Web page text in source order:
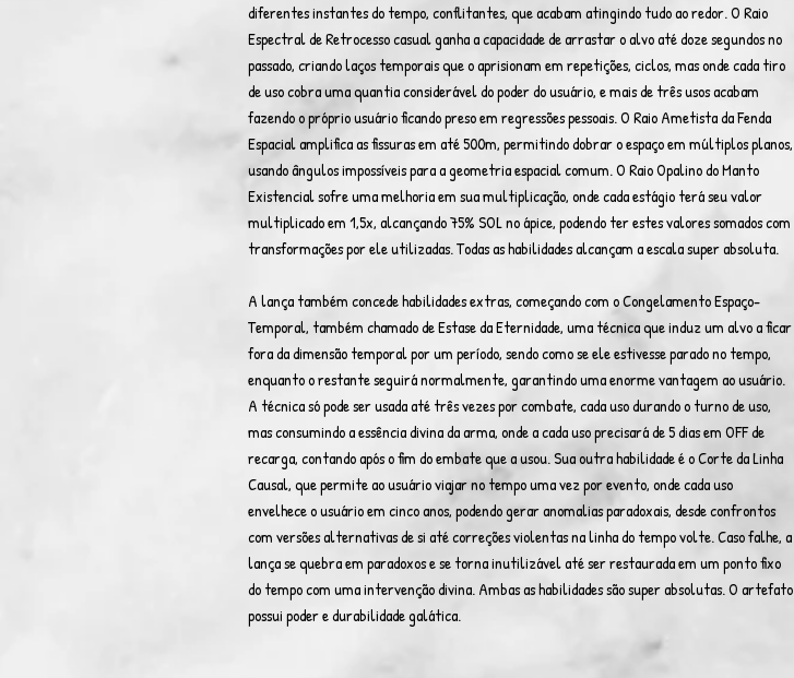
diferentes instantes do tempo, conflitantes, que acabam atingindo tudo ao redor. O Raio
Espectral de Retrocesso casual ganha a capacidade de arrastar o alvo até doze segundos no
passado, criando laços temporais que o aprisionam em repetições, ciclos, mas onde cada tiro
de uso cobra uma quantia considerável do poder do usuário, e mais de três usos acabam
fazendo o próprio usuário ficando preso em regressões pessoais. O Raio Ametista da Fenda
Espacial amplifica as fissuras em até 500m, permitindo dobrar o espaço em múltiplos planos,
usando ângulos impossíveis para a geometria espacial comum. O Raio Opalino do Manto
Existencial sofre uma melhoria em sua multiplicação, onde cada estágio terá seu valor
multiplicado em 1,5x, alcançando 75% SOL no ápice, podendo ter estes valores somados com
transformações por ele utilizadas. Todas as habilidades alcançam a escala super absoluta.
A lança também concede habilidades extras, começando com o Congelamento Espaço-
Temporal, também chamado de Estase da Eternidade, uma técnica que induz um alvo a ficar
fora da dimensão temporal por um período, sendo como se ele estivesse parado no tempo,
enquanto o restante seguirá normalmente, garantindo uma enorme vantagem ao usuário.
A técnica só pode ser usada até três vezes por combate, cada uso durando o turno de uso,
mas consumindo a essência divina da arma, onde a cada uso precisará de 5 dias em OFF de
recarga, contando após o fim do embate que a usou. Sua outra habilidade é o Corte da Linha
Causal, que permite ao usuário viajar no tempo uma vez por evento, onde cada uso
envelhece o usuário em cinco anos, podendo gerar anomalias paradoxais, desde confrontos
com versões alternativas de si até correções violentas na linha do tempo volte. Caso falhe, a
lança se quebra em paradoxos e se torna inutilizável até ser restaurada em um ponto fixo
do tempo com uma intervenção divina. Ambas as habilidades são super absolutas. O artefato
possui poder e durabilidade galática.